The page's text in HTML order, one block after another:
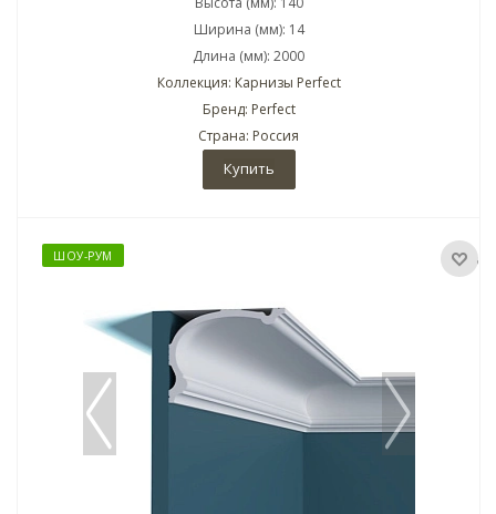
Ширина (мм): 14
Длина (мм): 2000
Коллекция: Карнизы Perfect
Бренд: Perfect
Страна: Россия
Купить
ШОУ-РУМ